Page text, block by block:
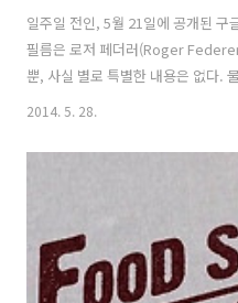
일주일 전인, 5월 21일에 공개된
필름은 로저 페더러(Roger
뿐, 사실 별로 특별한 내용은 없다.
스 챔피언 스테판 에드베리(Stefan
래스(Google Glass)가 아직은 많
구글 글래스를 사용하는 모습을
인데, 아무리 그래도 이건 너무 했
시점으로 촬영이나 가능한 정도로
외 부가기능은 하나도 보여주지 않아
2014. 5. 28.